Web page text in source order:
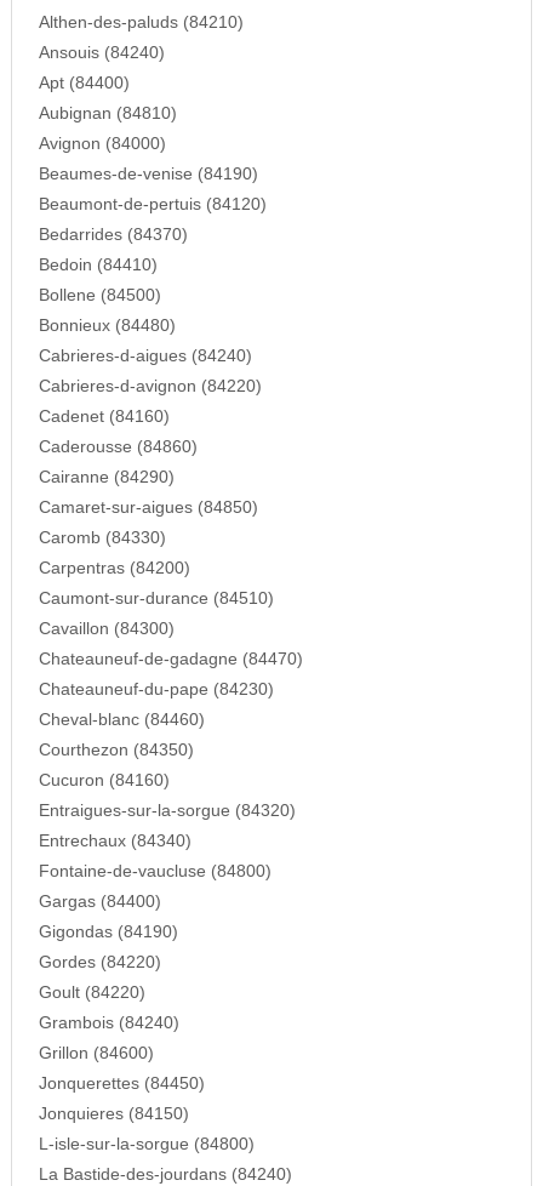
Althen-des-paluds (84210)
Ansouis (84240)
Apt (84400)
Aubignan (84810)
Avignon (84000)
Beaumes-de-venise (84190)
Beaumont-de-pertuis (84120)
Bedarrides (84370)
Bedoin (84410)
Bollene (84500)
Bonnieux (84480)
Cabrieres-d-aigues (84240)
Cabrieres-d-avignon (84220)
Cadenet (84160)
Caderousse (84860)
Cairanne (84290)
Camaret-sur-aigues (84850)
Caromb (84330)
Carpentras (84200)
Caumont-sur-durance (84510)
Cavaillon (84300)
Chateauneuf-de-gadagne (84470)
Chateauneuf-du-pape (84230)
Cheval-blanc (84460)
Courthezon (84350)
Cucuron (84160)
Entraigues-sur-la-sorgue (84320)
Entrechaux (84340)
Fontaine-de-vaucluse (84800)
Gargas (84400)
Gigondas (84190)
Gordes (84220)
Goult (84220)
Grambois (84240)
Grillon (84600)
Jonquerettes (84450)
Jonquieres (84150)
L-isle-sur-la-sorgue (84800)
La Bastide-des-jourdans (84240)